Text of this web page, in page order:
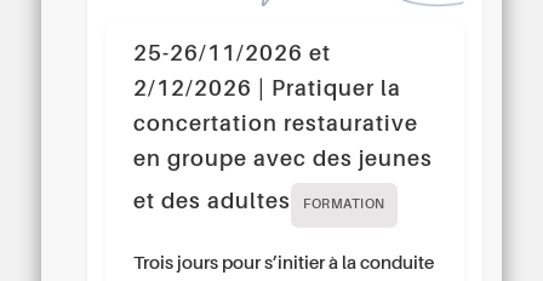
25-26/11/2026 et
2/12/2026 | Pratiquer la
concertation restaurative
en groupe avec des jeunes
et des adultes
FORMATION
Trois jours pour s’initier à la conduite